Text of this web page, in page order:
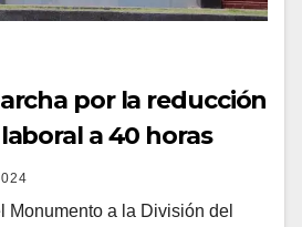
por la reducción
a 40 horas
Monumento a la División del